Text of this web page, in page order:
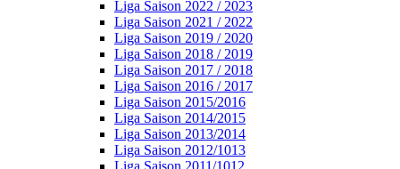
Liga Saison 2022 / 2023
Liga Saison 2021 / 2022
Liga Saison 2019 / 2020
Liga Saison 2018 / 2019
Liga Saison 2017 / 2018
Liga Saison 2016 / 2017
Liga Saison 2015/2016
Liga Saison 2014/2015
Liga Saison 2013/2014
Liga Saison 2012/1013
Liga Saison 2011/1012